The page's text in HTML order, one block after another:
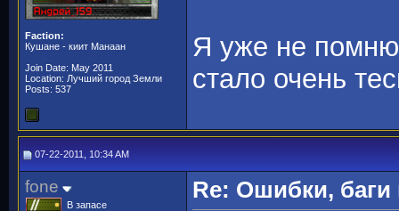
Faction:
Кушане - киит Манаан
Join Date: May 2011
Location: Лучший город Земли
Posts: 537
Я уже не помню
стало очень
07-22-2011, 10:34 AM
fone
В запасе
Re: Ошибки,